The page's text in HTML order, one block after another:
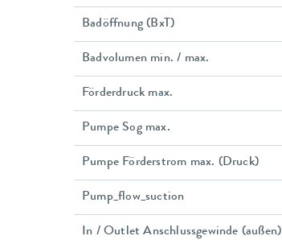
Badöffnung (BxT)
Badvolumen min. / max.
Förderdruck max.
Pumpe Sog max.
Pumpe Förderstrom max. (Druck)
Pump_flow_suction
In / Outlet Anschlussgewinde (außen)